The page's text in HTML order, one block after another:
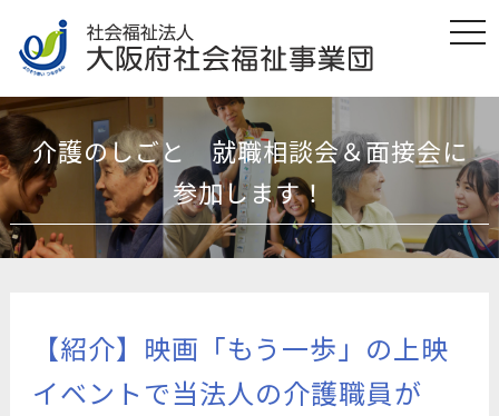
t
o
l
v
i
g
a
t
i
o
介護のしごと 就職相談会＆面接会に
参加します！
【紹介】映画「もう一歩」の上映
イベントで当法人の介護職員が